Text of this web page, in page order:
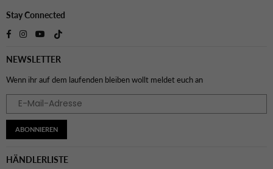
Stay Connected
FacebookInstagram
YouTube
NEWSLETTER
Wenn ihr auf dem laufenden bleiben wollt meldet euch an
ABONNIEREN
HÄNDLERLISTE